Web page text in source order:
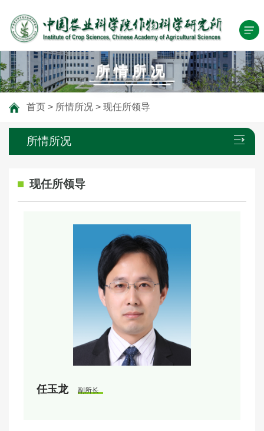
所情所况
首页 > 所情所况 > 现任所领导
所情所况
现任所领导
任玉龙 副所长